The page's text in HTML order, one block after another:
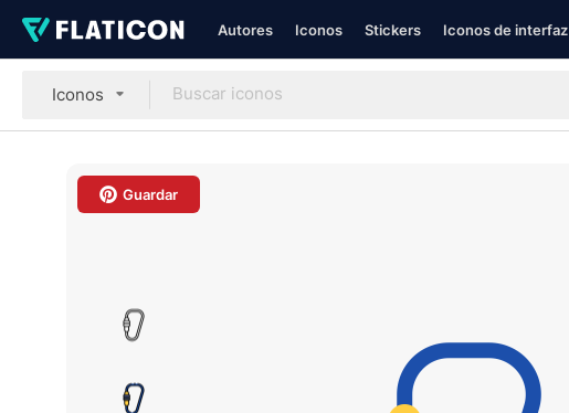
Autores Iconos Stickers Iconos de interfaz
Iconos
Guardar